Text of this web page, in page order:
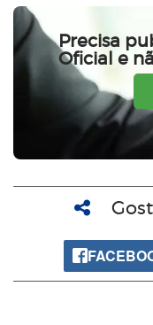
Precisa
Oficial e